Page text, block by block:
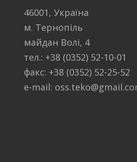
46001, Україна
м. Тернопіль
майдан Волі, 4
тел.: +38 (0352) 52-10-01
факс: +38 (0352) 52-25-52
e-mail: